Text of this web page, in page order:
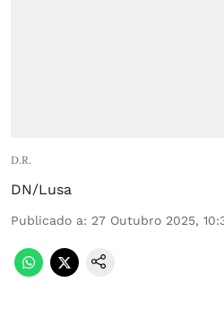
D.R.
DN/Lusa
Publicado a: 27 Outubro 2025,